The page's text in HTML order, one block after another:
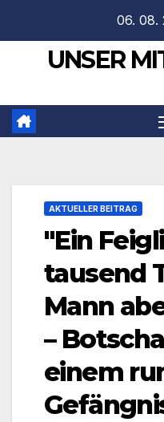
springen
06. 08.
UNSER
AKTUELLER BEITRAG
"Ein
tausend
Mann
–
einem